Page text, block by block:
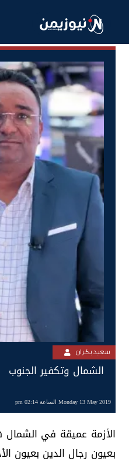
سعيد بكران
الشمال وتكفير الجنوب
Monday 13 May 2019 الساعة 02:14 pm
الأزمة عميقة في الشمال
بعيون رجال الدين بعيون